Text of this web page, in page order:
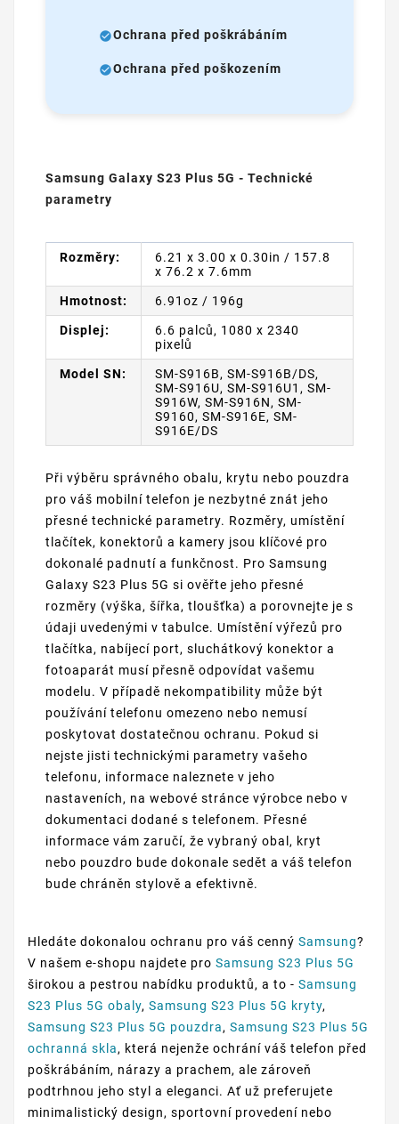
Ochrana před poškrábáním
Ochrana před poškozením
Samsung Galaxy S23 Plus 5G - Technické
parametry
Rozměry:
6.21 x 3.00 x 0.30in / 157.8
x 76.2 x 7.6mm
Hmotnost: 6.91oz / 196g
Displej:
6.6 palců, 1080 x 2340
pixelů
Model SN:
SM-S916B, SM-S916B/DS,
SM-S916U, SM-S916U1, SM-
S916W, SM-S916N, SM-
S9160, SM-S916E, SM-
S916E/DS
Při výběru správného obalu, krytu nebo pouzdra
pro váš mobilní telefon je nezbytné znát jeho
přesné technické parametry. Rozměry, umístění
tlačítek, konektorů a kamery jsou klíčové pro
dokonalé padnutí a funkčnost. Pro Samsung
Galaxy S23 Plus 5G si ověřte jeho přesné
rozměry (výška, šířka, tloušťka) a porovnejte je s
údaji uvedenými v tabulce. Umístění výřezů pro
tlačítka, nabíjecí port, sluchátkový konektor a
fotoaparát musí přesně odpovídat vašemu
modelu. V případě nekompatibility může být
používání telefonu omezeno nebo nemusí
poskytovat dostatečnou ochranu. Pokud si
nejste jisti technickými parametry vašeho
telefonu, informace naleznete v jeho
nastaveních, na webové stránce výrobce nebo v
dokumentaci dodané s telefonem. Přesné
informace vám zaručí, že vybraný obal, kryt
nebo pouzdro bude dokonale sedět a váš telefon
bude chráněn stylově a efektivně.
Hledáte dokonalou ochranu pro váš cenný Samsung?
V našem e-shopu najdete pro Samsung S23 Plus 5G
širokou a pestrou nabídku produktů, a to - Samsung
S23 Plus 5G obaly, Samsung S23 Plus 5G kryty,
Samsung S23 Plus 5G pouzdra, Samsung S23 Plus 5G
ochranná skla, která nejenže ochrání váš telefon před
poškrábáním, nárazy a prachem, ale zároveň
podtrhnou jeho styl a eleganci. Ať už preferujete
minimalistický design, sportovní provedení nebo